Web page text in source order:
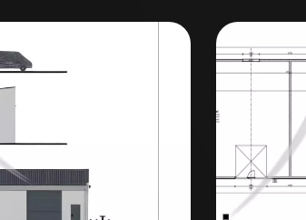
en croissance
selon vos besoins
Muretaine
marché locatif professionnel du Lherm !